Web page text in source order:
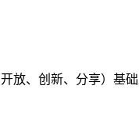
放、创新、分享）